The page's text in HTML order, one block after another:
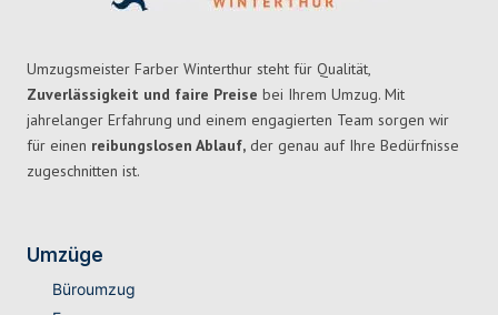
Umzugsmeister Farber Winterthur steht für Qualität,
Zuverlässigkeit und faire Preise bei Ihrem Umzug. Mit
jahrelanger Erfahrung und einem engagierten Team sorgen wir
für einen reibungslosen Ablauf, der genau auf Ihre Bedürfnisse
zugeschnitten ist.
Umzüge
Büroumzug